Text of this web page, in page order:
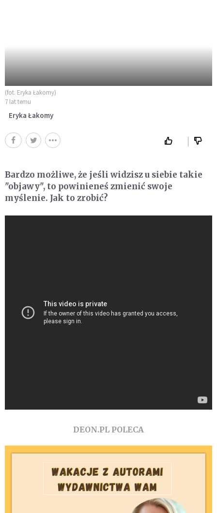
(fot. Eryka Łakomy)
7 lat temu
Eryka Łakomy
Bardzo możliwe, że jeśli widzisz u siebie takie
"objawy", to powinieneś zmienić swoje
myślenie. Jak to zrobić?
DEON.PL POLECA